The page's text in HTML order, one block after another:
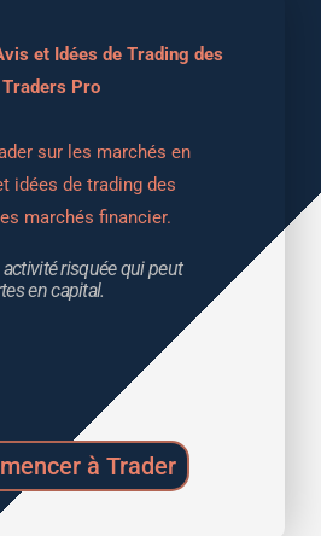
et Idées de Trading des
Traders Pro
sur les marchés en
idées de trading des
marchés financier.
risquée qui peut
en capital.
à Trader